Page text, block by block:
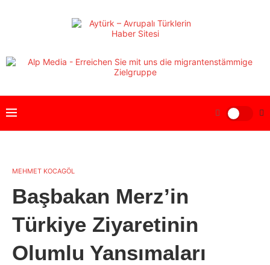
MEHMET KOCAGÖL
Başbakan Merz’in
Türkiye Ziyaretinin
Olumlu Yansımaları